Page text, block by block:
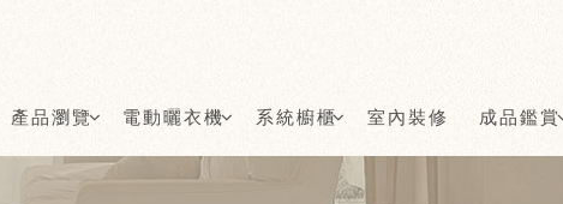
產品瀏覽 電動曬衣機 系統櫥櫃 室內裝修 成品鑑賞